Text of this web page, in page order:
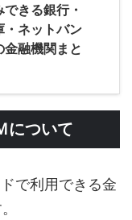
きる銀行・
・ネットバン
融機関まと
について
で利用できる金